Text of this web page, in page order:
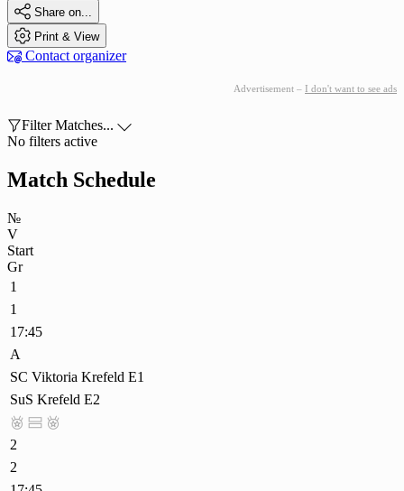
 Share on...
 Print & View
 Contact organizer
Advertisement – I don't want to see ads
Filter Matches... 
No filters active
Match Schedule
№
V
Start
Gr
1
1
17:45
A
SC Viktoria Krefeld E1
SuS Krefeld E2
  
2
2